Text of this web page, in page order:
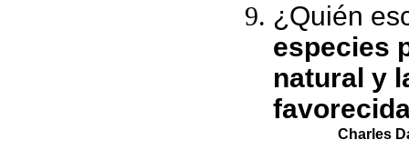
¿Quién
especies
natural y
Charles